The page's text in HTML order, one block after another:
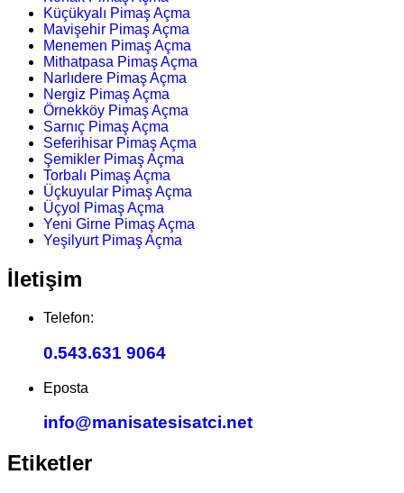
Küçükyalı Pimaş Açma
Mavişehir Pimaş Açma
Menemen Pimaş Açma
Mithatpasa Pimaş Açma
Narlıdere Pimaş Açma
Nergiz Pimaş Açma
Örnekköy Pimaş Açma
Sarnıç Pimaş Açma
Seferihisar Pimaş Açma
Şemikler Pimaş Açma
Torbalı Pimaş Açma
Üçkuyular Pimaş Açma
Üçyol Pimaş Açma
Yeni Girne Pimaş Açma
Yeşilyurt Pimaş Açma
İletişim
Telefon:
0.543.631 9064
Eposta
info@manisatesisatci.net
Etiketler